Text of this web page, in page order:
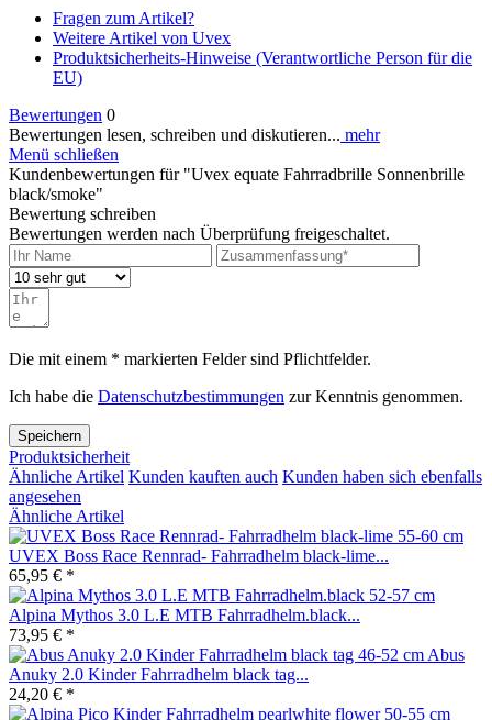
Fragen zum Artikel?
Weitere Artikel von Uvex
Produktsicherheits-Hinweise (Verantwortliche Person für die
EU)
Bewertungen 0
Bewertungen lesen, schreiben und diskutieren... mehr
Menü schließen
Kundenbewertungen für "Uvex equate Fahrradbrille Sonnenbrille
black/smoke"
Bewertung schreiben
Bewertungen werden nach Überprüfung freigeschaltet.
Die mit einem * markierten Felder sind Pflichtfelder.
Ich habe die Datenschutzbestimmungen zur Kenntnis genommen.
Speichern
Produktsicherheit
Ähnliche Artikel Kunden kauften auch Kunden haben sich ebenfalls
angesehen
Ähnliche Artikel
UVEX Boss Race Rennrad- Fahrradhelm black-lime...
65,95 € *
Alpina Mythos 3.0 L.E MTB Fahrradhelm.black...
73,95 € *
Abus
Anuky 2.0 Kinder Fahrradhelm black tag...
24,20 € *